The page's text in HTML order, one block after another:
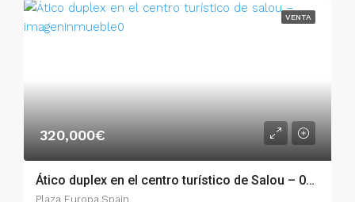
VENTA
320,000€
Ático duplex en el centro turístico de Salou – 003.ai03352
Plaza Europa,Spain